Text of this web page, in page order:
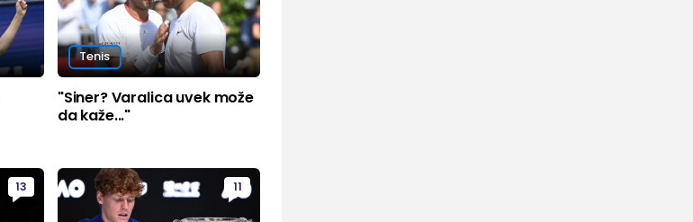
Tenis
"Siner? Varalica uvek može
da kaže..."
13 11